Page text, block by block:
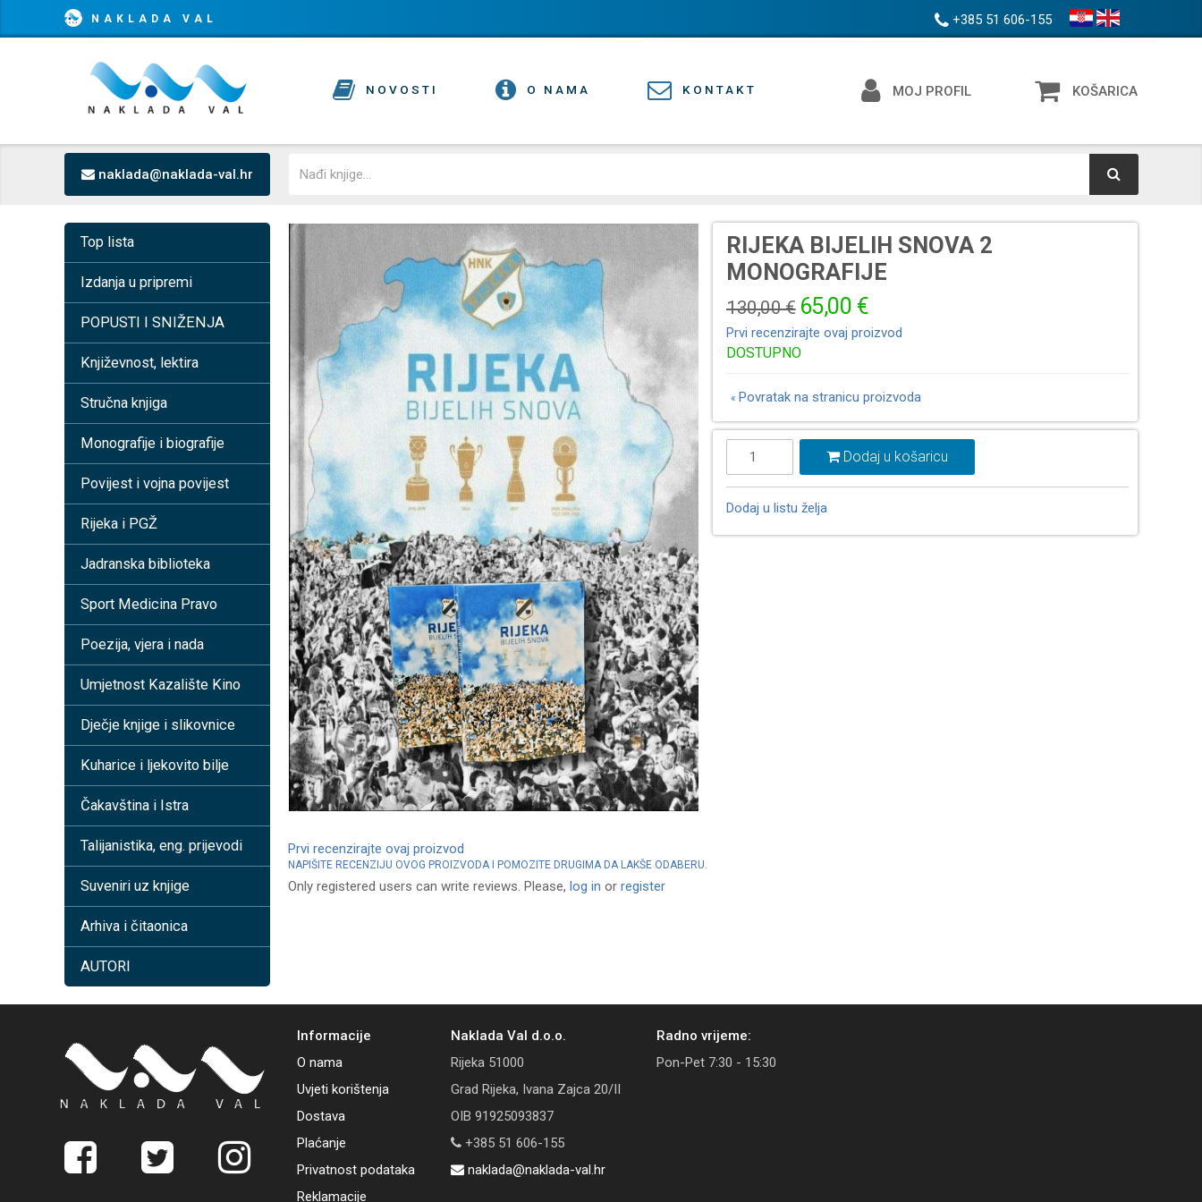
NAKLADA VAL +385 51 606-155
NOVOSTI O NAMA KONTAKT MOJ PROFIL KOŠARICA
naklada@naklada-val.hr
RIJEKA BIJELIH SNOVA 2
MONOGRAFIJE
130,00 € 65,00 €
Prvi recenzirajte ovaj proizvod
DOSTUPNO
« Povratak na stranicu proizvoda
Dodaj u košaricu
Dodaj u listu želja
Prvi recenzirajte ovaj proizvod
NAPIŠITE RECENZIJU OVOG PROIZVODA I POMOZITE DRUGIMA DA LAKŠE ODABERU.
Only registered users can write reviews. Please, log in or register
Top lista
Izdanja u pripremi
POPUSTI I SNIŽENJA
Književnost, lektira
Stručna knjiga
Monografije i biografije
Povijest i vojna povijest
Rijeka i PGŽ
Jadranska biblioteka
Sport Medicina Pravo
Poezija, vjera i nada
Umjetnost Kazalište Kino
Dječje knjige i slikovnice
Kuharice i ljekovito bilje
Čakavština i Istra
Talijanistika, eng. prijevodi
Suveniri uz knjige
Arhiva i čitaonica
AUTORI
Informacije
O nama
Uvjeti korištenja
Dostava
Plaćanje
Privatnost podataka
Reklamacije
Naklada Val d.o.o.
Rijeka 51000
Grad Rijeka, Ivana Zajca 20/II
OIB 91925093837
+385 51 606-155
naklada@naklada-val.hr
Radno vrijeme:
Pon-Pet 7:30 - 15:30